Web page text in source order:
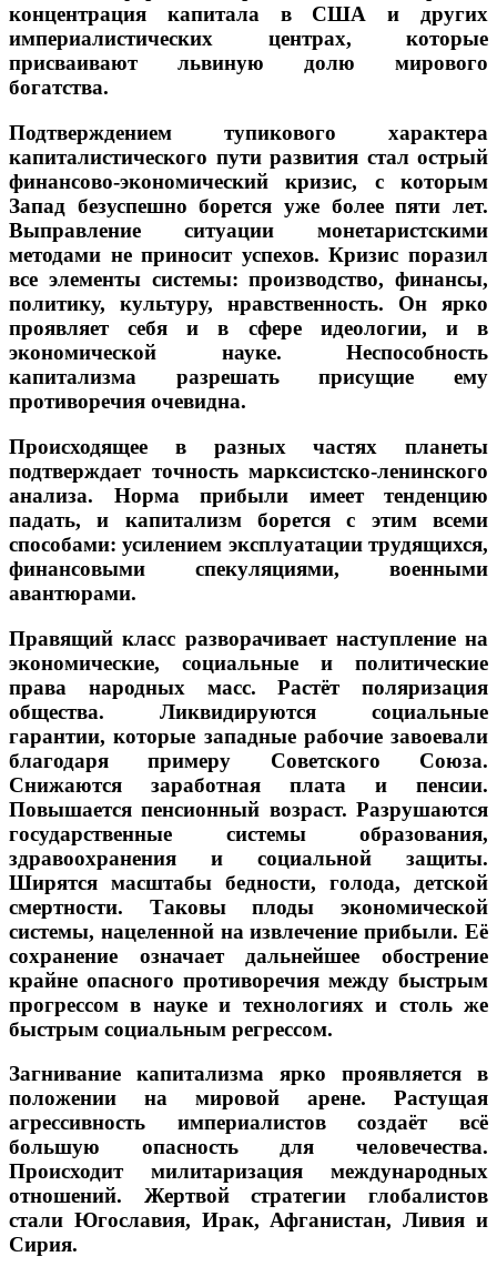
концентрация капитала в США и других
империалистических центрах, которые
присваивают львиную долю мирового
богатства.
Подтверждением тупикового характера
капиталистического пути развития стал острый
финансово-экономический кризис, с которым
Запад безуспешно борется уже более пяти лет.
Выправление ситуации монетаристскими
методами не приносит успехов. Кризис поразил
все элементы системы: производство, финансы,
политику, культуру, нравственность. Он ярко
проявляет себя и в сфере идеологии, и в
экономической науке. Неспособность
капитализма разрешать присущие ему
противоречия очевидна.
Происходящее в разных частях планеты
подтверждает точность марксистско-ленинского
анализа. Норма прибыли имеет тенденцию
падать, и капитализм борется с этим всеми
способами: усилением эксплуатации трудящихся,
финансовыми спекуляциями, военными
авантюрами.
Правящий класс разворачивает наступление на
экономические, социальные и политические
права народных масс. Растёт поляризация
общества. Ликвидируются социальные
гарантии, которые западные рабочие завоевали
благодаря примеру Советского Союза.
Снижаются заработная плата и пенсии.
Повышается пенсионный возраст. Разрушаются
государственные системы образования,
здравоохранения и социальной защиты.
Ширятся масштабы бедности, голода, детской
смертности. Таковы плоды экономической
системы, нацеленной на извлечение прибыли. Её
сохранение означает дальнейшее обострение
крайне опасного противоречия между быстрым
прогрессом в науке и технологиях и столь же
быстрым социальным регрессом.
Загнивание капитализма ярко проявляется в
положении на мировой арене. Растущая
агрессивность империалистов создаёт всё
большую опасность для человечества.
Происходит милитаризация международных
отношений. Жертвой стратегии глобалистов
стали Югославия, Ирак, Афганистан, Ливия и
Сирия.